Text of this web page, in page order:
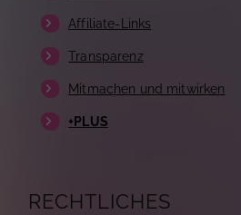
Affiliate-Links
Transparenz
Mitmachen und mitwirken
+PLUS
RECHTLICHES